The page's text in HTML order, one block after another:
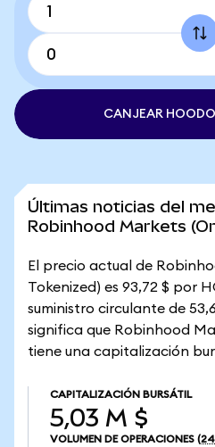
CANJEAR
Últimas noticias del
Robinhood Markets
El precio actual de
Tokenized) es 93,72 $ por
suministro circulante de
significa que Robinhood
tiene una capitalización
CAPITALIZACIÓN BURSÁTIL
5,03 M $
VOLUMEN DE OPERACIONES